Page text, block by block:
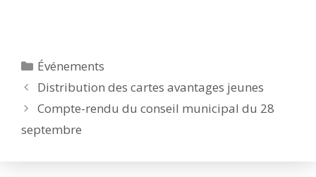
Catégories
Événements
Distribution des cartes avantages jeunes
Compte-rendu du conseil municipal du 28
septembre